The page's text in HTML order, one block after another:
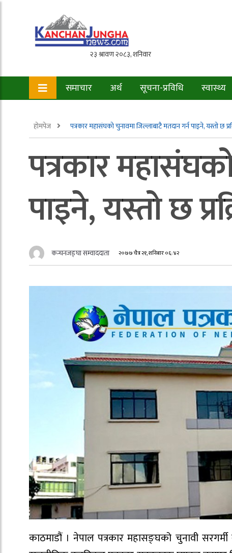
समाचार अर्थ सूचना-प्रविधि स्वास्थ्य
होमपेज पत्रकार महासंघको चुनावमा जिल्लाबाटै मतदान गर्न पाइने, यस्तो छ
पत्रकार
पाइने, यस्तो छ
कन्चनजङ्घा सम्वाददाता २०७७ चैत्र २१, शनिबार ०६:४२
काठमाडौं । नेपाल पत्रकार महासङ्घको चुनावी